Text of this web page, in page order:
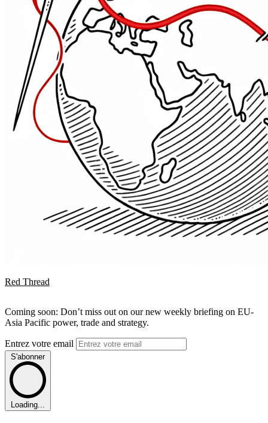
Red Thread
Coming soon: Don’t miss out on our new weekly briefing on EU-
Asia Pacific power, trade and strategy.
Entrez votre email
S'abonner
Loading...